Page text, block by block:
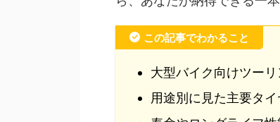
この記事でわかること
大型バイク向けツー
用途別に見た主要タ